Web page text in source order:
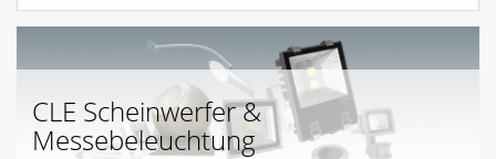
CLE Scheinwerfer &
Messebeleuchtung